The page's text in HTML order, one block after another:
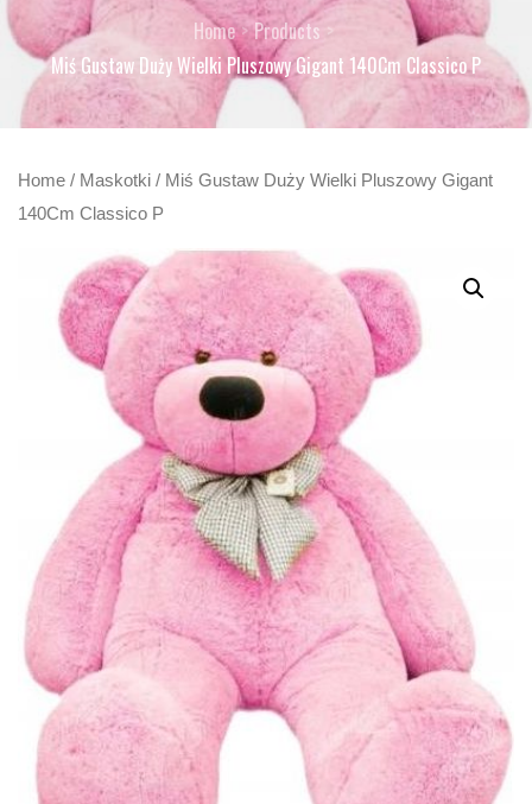
Home
Products
Miś Gustaw Duży Wielki Pluszowy Gigant 140Cm Classico P
Home / Maskotki / Miś Gustaw Duży Wielki Pluszowy Gigant
140Cm Classico P